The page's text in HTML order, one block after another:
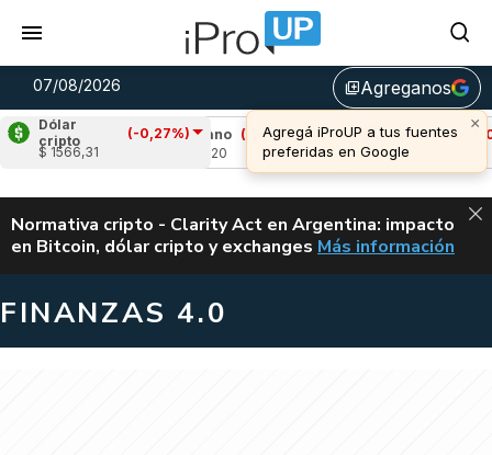
07/08/2026 library_addAgreganos
×
Agregá iProUP a tus fuentes
preferidas en Google
Dólar
cripto
(-0,27%)
$ 1566,31
Cardano (-0,16%)
Avalanche (-
u$s 6,45
ALERTA
Normativa cripto - Clarity Act en Argentina: impacto
en Bitcoin, dólar cripto y exchanges CLARITY ACT EN
Más información
FINANZAS 4.0